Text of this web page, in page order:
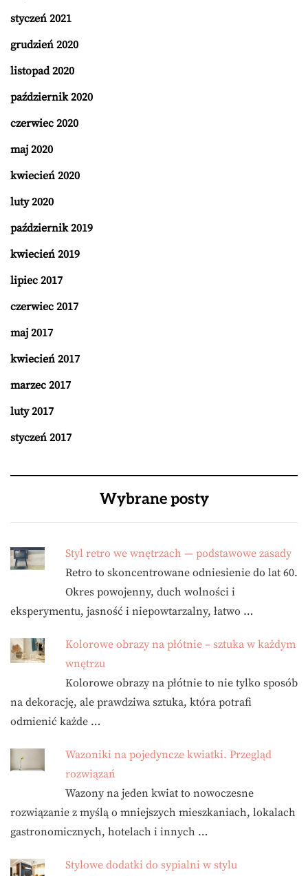
styczeń 2021
grudzień 2020
listopad 2020
październik 2020
czerwiec 2020
maj 2020
kwiecień 2020
luty 2020
październik 2019
kwiecień 2019
lipiec 2017
czerwiec 2017
maj 2017
kwiecień 2017
marzec 2017
luty 2017
styczeń 2017
Wybrane posty
Styl retro we wnętrzach — podstawowe zasady
Retro to skoncentrowane odniesienie do lat 60.
Okres powojenny, duch wolności i
eksperymentu, jasność i niepowtarzalny, łatwo …
Kolorowe obrazy na płótnie – sztuka w każdym
wnętrzu
Kolorowe obrazy na płótnie to nie tylko sposób
na dekorację, ale prawdziwa sztuka, która potrafi
odmienić każde …
Wazoniki na pojedyncze kwiatki. Przegląd
rozwiązań
Wazony na jeden kwiat to nowoczesne
rozwiązanie z myślą o mniejszych mieszkaniach, lokalach
gastronomicznych, hotelach i innych …
Stylowe dodatki do sypialni w stylu